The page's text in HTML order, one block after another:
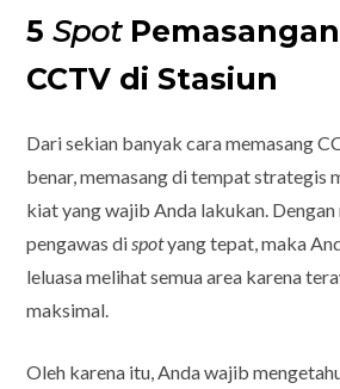
5 Spot
CCTV di Stasiun
Dari sekian banyak cara memasang
benar, memasang di tempat strategis
kiat yang wajib Anda lakukan.
pengawas dispotyang tepat, maka
leluasa melihat semua area karena
maksimal.
Oleh karena itu, Anda wajib